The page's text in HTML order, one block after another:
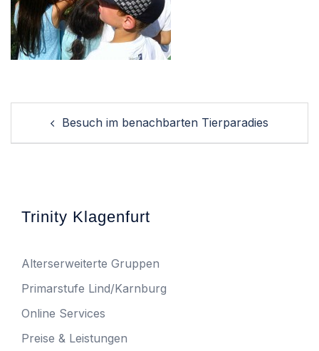
navigationBesuch im benachbarten Tierparadies
Trinity Klagenfurt
Alterserweiterte Gruppen
Primarstufe Lind/Karnburg
Online Services
Preise & Leistungen